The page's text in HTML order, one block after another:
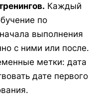
Каждый
по
выполнения
с ними или после.
метки: дата
дате первого